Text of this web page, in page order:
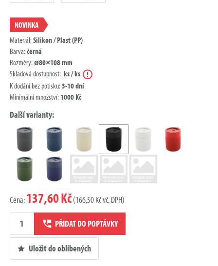
NOVINKA
Materiál:Silikon / Plast (PP)
Barva:černá
Rozměry:ø80×108 mm
Skladová dostupnost: ks / ks
K dodání bez potisku:3-10 dní
Minimální množství:1000 Kč
Další varianty:
Cena:137,60 Kč(166,50 Kč vč. DPH)
Množství
poptávky
PŘIDAT DO POPTÁVKY
Uložit do oblíbených